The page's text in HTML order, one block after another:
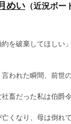
めい （近況ボー
約を破棄してほしい」
言われた瞬間、前世
社畜だった私は伯爵
亡くなり、母は倒れ